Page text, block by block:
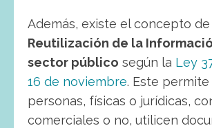
Además, existe el concepto de
Reutilización de la
sector público según la Ley
16 de noviembre. Este permite
personas, físicas o jurídicas,
comerciales o no, utilicen